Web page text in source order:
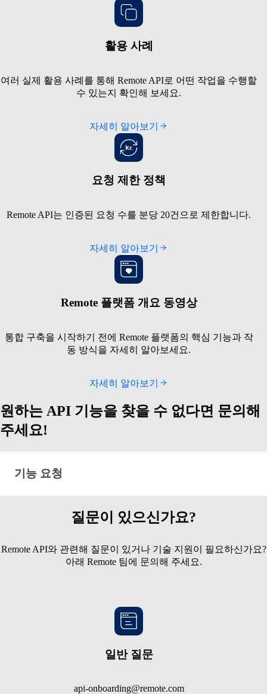
활용 사례
여러 실제 활용 사례를 통해 Remote API로 어떤 작업을 수행할
수 있는지 확인해 보세요.
자세히 알아보기
요청 제한 정책
Remote API는 인증된 요청 수를 분당 20건으로 제한합니다.
자세히 알아보기
Remote 플랫폼 개요 동영상
통합 구축을 시작하기 전에 Remote 플랫폼의 핵심 기능과 작
동 방식을 자세히 알아보세요.
자세히 알아보기
원하는 API 기능을 찾을 수 없다면 문의해
주세요!
기능 요청 · remote-api-developer-resources-
기능 요청
질문이 있으신가요?
Remote API와 관련해 질문이 있거나 기술 지원이 필요하신가요?
아래 Remote 팀에 문의해 주세요.
일반 질문
api-onboarding@remote.com